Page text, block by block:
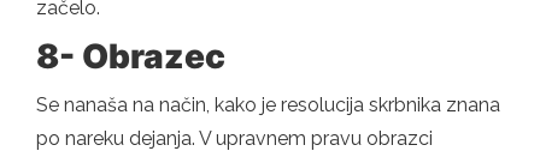
začelo.
8- Obrazec
Se nanaša na način, kako je resolucija skrbnika znana
po nareku dejanja. V upravnem pravu obrazci